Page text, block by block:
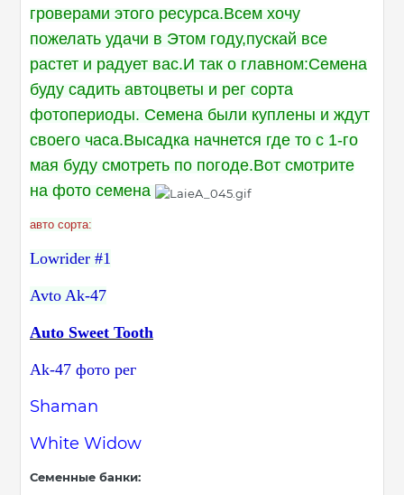
гроверами этого ресурса.Всем хочу
пожелать удачи в Этом году,пускай все
растет и радует вас.И так о главном:Семена
буду садить автоцветы и рег сорта
фотопериоды. Семена были куплены и ждут
своего часа.Высадка начнется где то с 1-го
мая буду смотреть по погоде.Вот смотрите
на фото семена
авто сорта:
Lowrider #1
Avto Ak-47
Auto Sweet Tooth
Ak-47 фото рег
Shaman
White Widow
Семенные банки: